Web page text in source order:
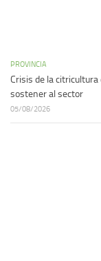
PROVINCIA
Crisis de la
sostener al sector
05/08/2026